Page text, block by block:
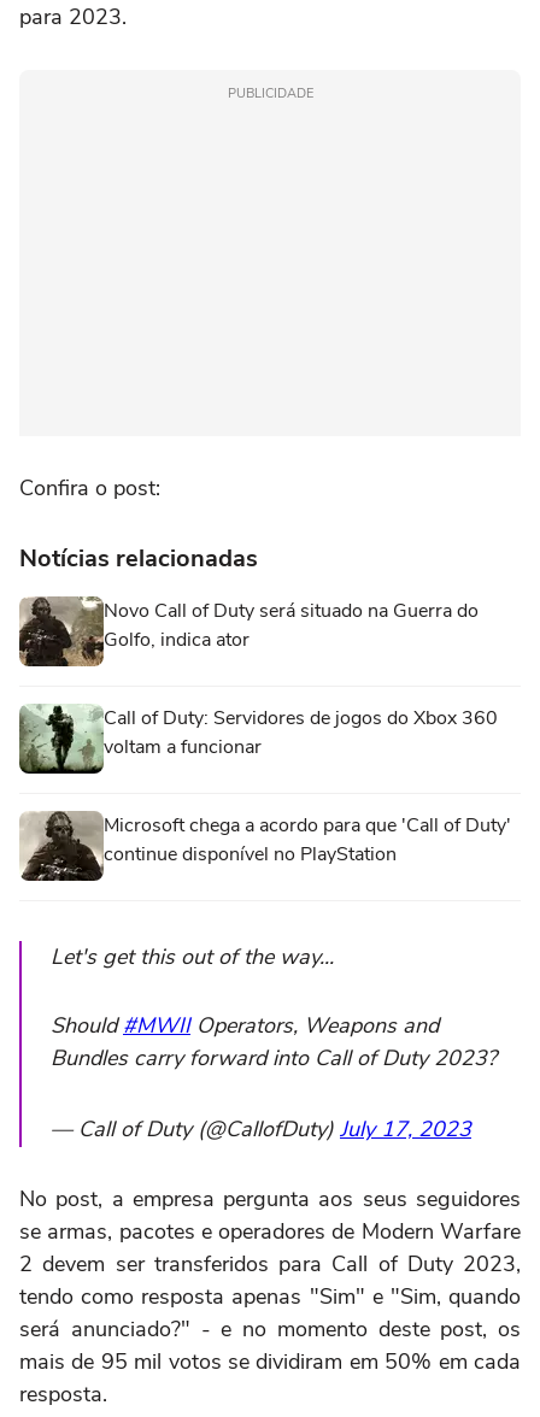
para 2023.
PUBLICIDADE
Confira o post:
Notícias relacionadas
Novo Call of Duty será situado na Guerra do
Golfo, indica ator
Call of Duty: Servidores de jogos do Xbox 360
voltam a funcionar
Microsoft chega a acordo para que 'Call of Duty'
continue disponível no PlayStation
Let's get this out of the way...
Should#MWIIOperators, Weapons and
Bundles carry forward into Call of Duty 2023?
— Call of Duty (@CallofDuty) July 17, 2023
No post, a empresa pergunta aos seus seguidores
se armas, pacotes e operadores de Modern Warfare
2 devem ser transferidos para Call of Duty 2023,
tendo como resposta apenas "Sim" e "Sim, quando
será anunciado?" - e no momento deste post, os
mais de 95 mil votos se dividiram em 50% em cada
resposta.